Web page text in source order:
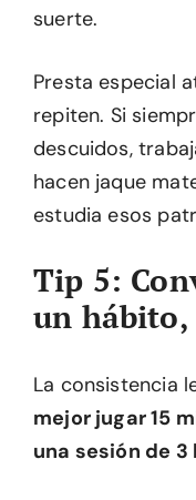
suerte.
Presta especial
repiten. Si
descuidos,
hacen jaque
estudia esos
Tip 5:
un
La consistencia
mejor jugar 15
una sesión de 3